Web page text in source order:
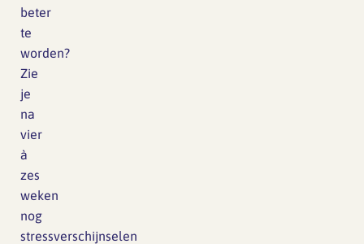
beter
te
worden?
Zie
je
na
vier
à
zes
weken
nog
stressverschijnselen